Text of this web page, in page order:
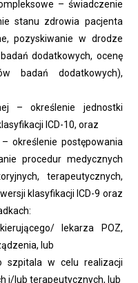
– świadczenie
stanu zdrowia pacjenta
pozyskiwanie w drodze
dodatkowych, ocenę
badań dodatkowych),
– określenie jednostki
ICD-10, oraz
określenie postępowania
procedur medycznych
terapeutycznych,
klasyfikacji ICD-9 oraz
lekarza POZ,
lub
szpitala w celu realizacji
i/lub terapeutycznych, lub